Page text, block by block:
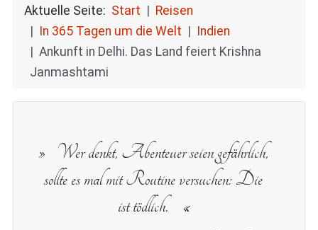
Aktuelle Seite: Start
Reisen
In 365 Tagen um die Welt
Indien
Ankunft in Delhi. Das Land feiert Krishna
Janmashtami
Wer denkt, Abenteuer seien gefährlich,
sollte es mal mit Routine versuchen: Die
ist tödlich.